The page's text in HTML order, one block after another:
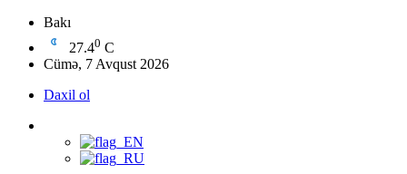
Bakı
27.40 C
Cümə, 7 Avqust 2026
Daxil ol